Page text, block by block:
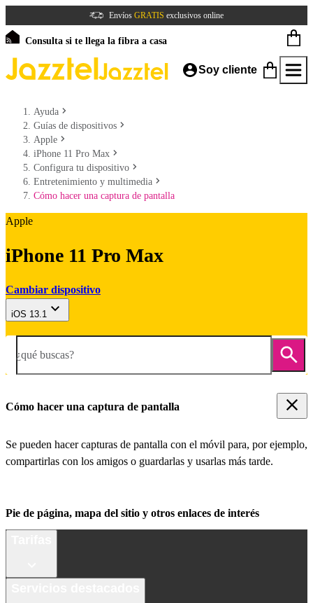
Envíos GRATIS exclusivos online
Consulta si te llega la fibra a casa
Soy cliente
Ayuda
Guías de dispositivos
Apple
iPhone 11 Pro Max
Configura tu dispositivo
Entretenimiento y multimedia
Cómo hacer una captura de pantalla
Apple
iPhone 11 Pro Max
Cambiar dispositivo
iOS 13.1
¿qué buscas?
Cómo hacer una captura de pantalla
Se pueden hacer capturas de pantalla con el móvil para, por ejemplo,
compartirlas con los amigos o guardarlas y usarlas más tarde.
Pie de página, mapa del sitio y otros enlaces de interés